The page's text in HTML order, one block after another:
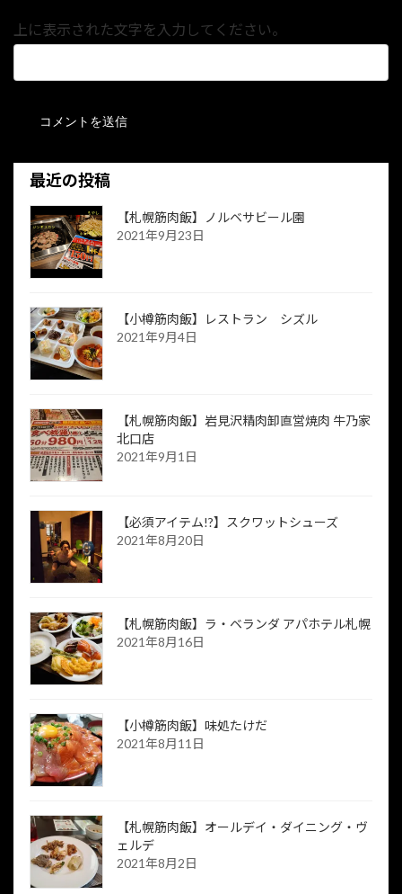
上に表示された文字を入力してください。
最近の投稿
【札幌筋肉飯】ノルベサビール園
2021年9月23日
【小樽筋肉飯】レストラン シズル
2021年9月4日
【札幌筋肉飯】岩見沢精肉卸直営焼肉 牛乃家
北口店
2021年9月1日
【必須アイテム!?】スクワットシューズ
2021年8月20日
【札幌筋肉飯】ラ・ベランダ アパホテル札幌
2021年8月16日
【小樽筋肉飯】味処たけだ
2021年8月11日
【札幌筋肉飯】オールデイ・ダイニング・ヴ
ェルデ
2021年8月2日